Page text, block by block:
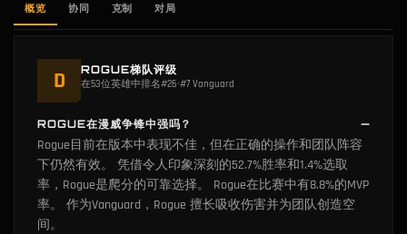
概览 协同 克制 对局
D ROGUE梯队评级
在53位英雄中排名#26•#7 Vanguard
ROGUE在漫威争锋中强吗？
Rogue目前在版本中表现不佳，但在正确的操作和团队阵容
下仍然有效。 凭借令人印象深刻的52.7%胜率和1.4%选取
率，Rogue是爬分的可靠选择。 Rogue在比赛中有8.8%的MVP
率。 作为Vanguard，Rogue 擅长吸收伤害并为团队创造空
间。